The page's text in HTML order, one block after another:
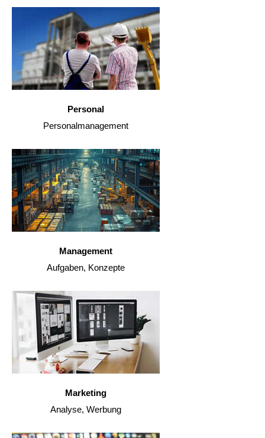
Personal
Personalmanagement
Management
Aufgaben, Konzepte
Marketing
Analyse, Werbung